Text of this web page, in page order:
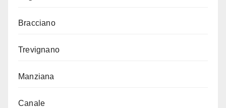
Bracciano
Trevignano
Manziana
Canale